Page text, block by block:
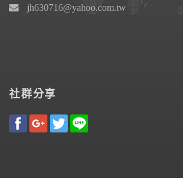
jh630716@yahoo.com.tw
社群分享